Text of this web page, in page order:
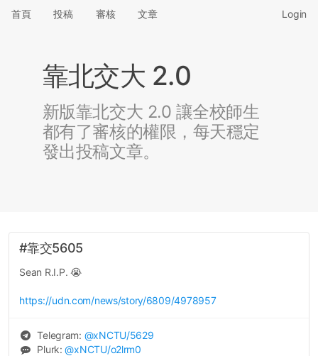
首頁 投稿 審核 文章 Login
靠北交大 2.0
新版靠北交大 2.0 讓全校師生
都有了審核的權限，每天穩定
發出投稿文章。
#靠交5605
Sean R.I.P. 😭
https://udn.com/news/story/6809/4978957
Telegram: @xNCTU/5629
Plurk:@xNCTU/o2lrm0